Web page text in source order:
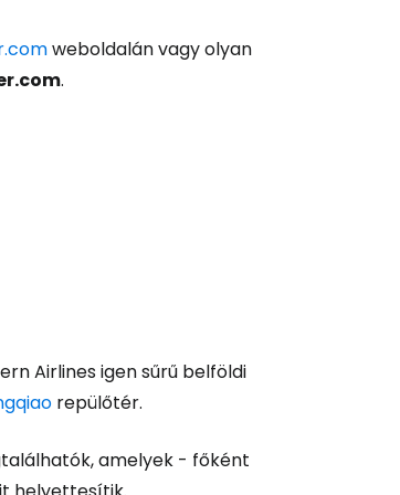
weboldalán vagy olyan
.
Airlines igen sűrű belföldi
repülőtér.
amelyek - főként
be